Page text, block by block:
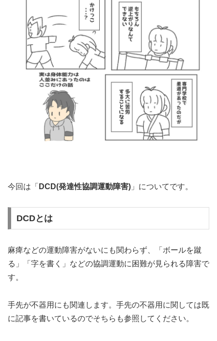
今回は「 DCD(発達性協調運動障害) 」についてです。
DCDとは
麻痺などの運動障害がないにも関わらず、「ボールを蹴
る」「字を書く」などの協調運動に困難が見られる障害で
す。
手先が不器用にも関連します。手先の不器用に関しては既
に記事を書いているのでそちらも参照してください。